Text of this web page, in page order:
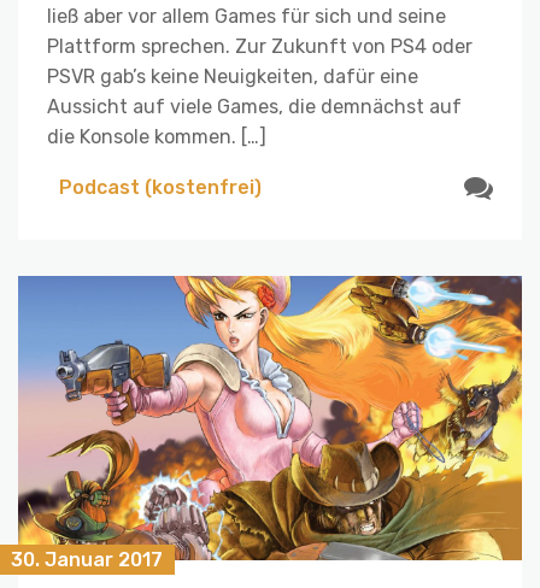
ließ aber vor allem Games für sich und seine
Plattform sprechen. Zur Zukunft von PS4 oder
PSVR gab’s keine Neuigkeiten, dafür eine
Aussicht auf viele Games, die demnächst auf
die Konsole kommen. […]
Podcast (kostenfrei)
30. Januar 2017